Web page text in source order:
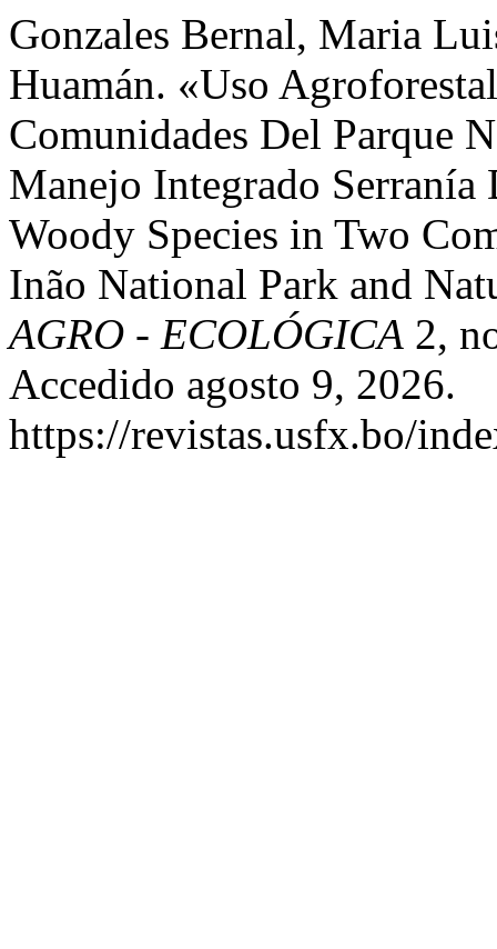
Gonzales Bernal, Maria
Huamán. «Uso
Comunidades Del Parque
Manejo Integrado
Woody Species in Two
Inão National Park and
AGRO - ECOLÓGICA 2,
Accedido agosto 9, 2026.
https://revistas.usfx.bo/